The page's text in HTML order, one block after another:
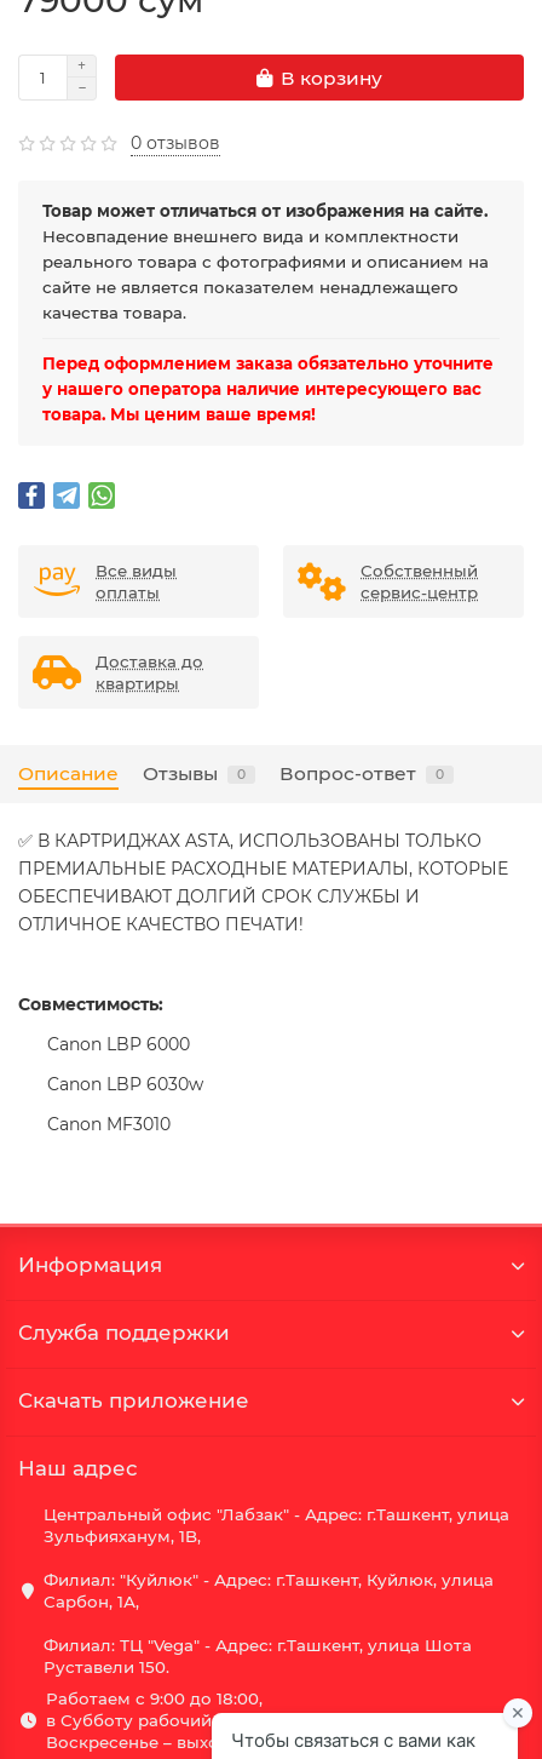
В корзину
0 отзывов
Товар может отличаться от изображения на сайте.
Несовпадение внешнего вида и комплектности
реального товара с фотографиями и описанием на
сайте не является показателем ненадлежащего
качества товара.
Перед оформлением заказа обязательно уточните
у нашего оператора наличие интересующего вас
товара. Мы ценим ваше время!
Все виды
оплаты
Собственный
сервис-центр
Доставка до
квартиры
Описание Отзывы 0 Вопрос-ответ 0
✅ В КАРТРИДЖАХ ASTA, ИСПОЛЬЗОВАНЫ ТОЛЬКО
ПРЕМИАЛЬНЫЕ РАСХОДНЫЕ МАТЕРИАЛЫ, КОТОРЫЕ
ОБЕСПЕЧИВАЮТ ДОЛГИЙ СРОК СЛУЖБЫ И
ОТЛИЧНОЕ КАЧЕСТВО ПЕЧАТИ!
Совместимость:
Canon LBP 6000
Canon LBP 6030w
Canon MF3010
Информация
Служба поддержки
Скачать приложение
Наш адрес
Центральный офис "Лабзак" - Адрес: г.Ташкент, улица
Зульфияханум, 1B,
Филиал: "Куйлюк" - Адрес: г.Ташкент, Куйлюк, улица
Сарбон, 1А,
Филиал: ТЦ "Vega" - Адрес: г.Ташкент, улица Шота
Руставели 150.
Работаем с 9:00 до 18:00,
в Субботу рабочий день с 9:00 до 16:00,
Воскресенье – выходной.